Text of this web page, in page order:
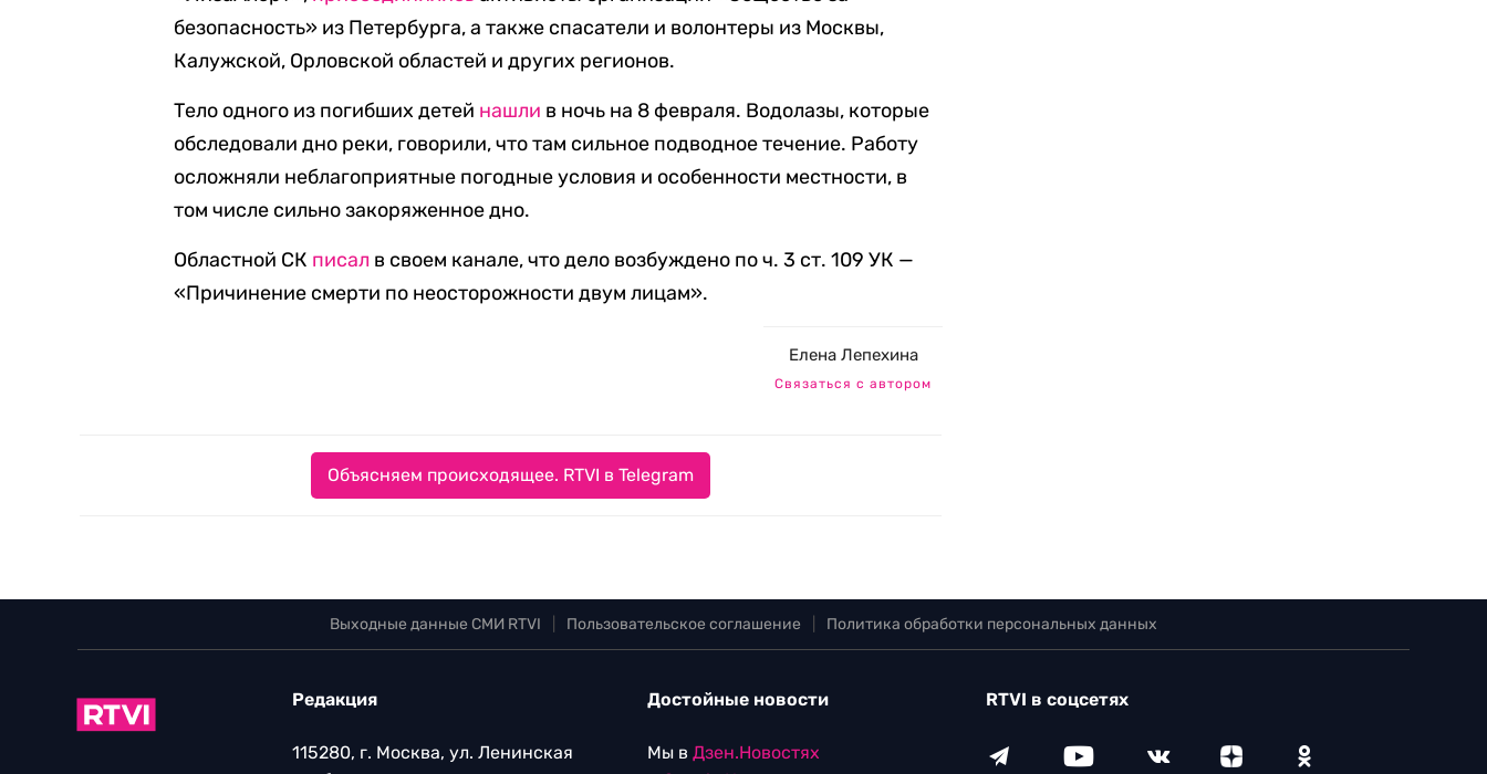
безопасность» из Петербурга, а также спасатели и волонтеры из Москвы,
Калужской, Орловской областей и других регионов.
Тело одного из погибших детей нашли в ночь на 8 февраля. Водолазы, которые
обследовали дно реки, говорили, что там сильное подводное течение. Работу
осложняли неблагоприятные погодные условия и особенности местности, в
том числе сильно закоряженное дно.
Областной СК писал в своем канале, что дело возбуждено по ч. 3 ст. 109 УК —
«Причинение смерти по неосторожности двум лицам».
Елена Лепехина
Связаться с автором
Объясняем происходящее. RTVI в Telegram
Выходные данные СМИ RTVI Пользовательское соглашение Политика обработки персональных данных
Редакция
115280, г. Москва, ул. Ленинская
Достойные новости
Мы в Дзен.Новостях
RTVI в соцсетях